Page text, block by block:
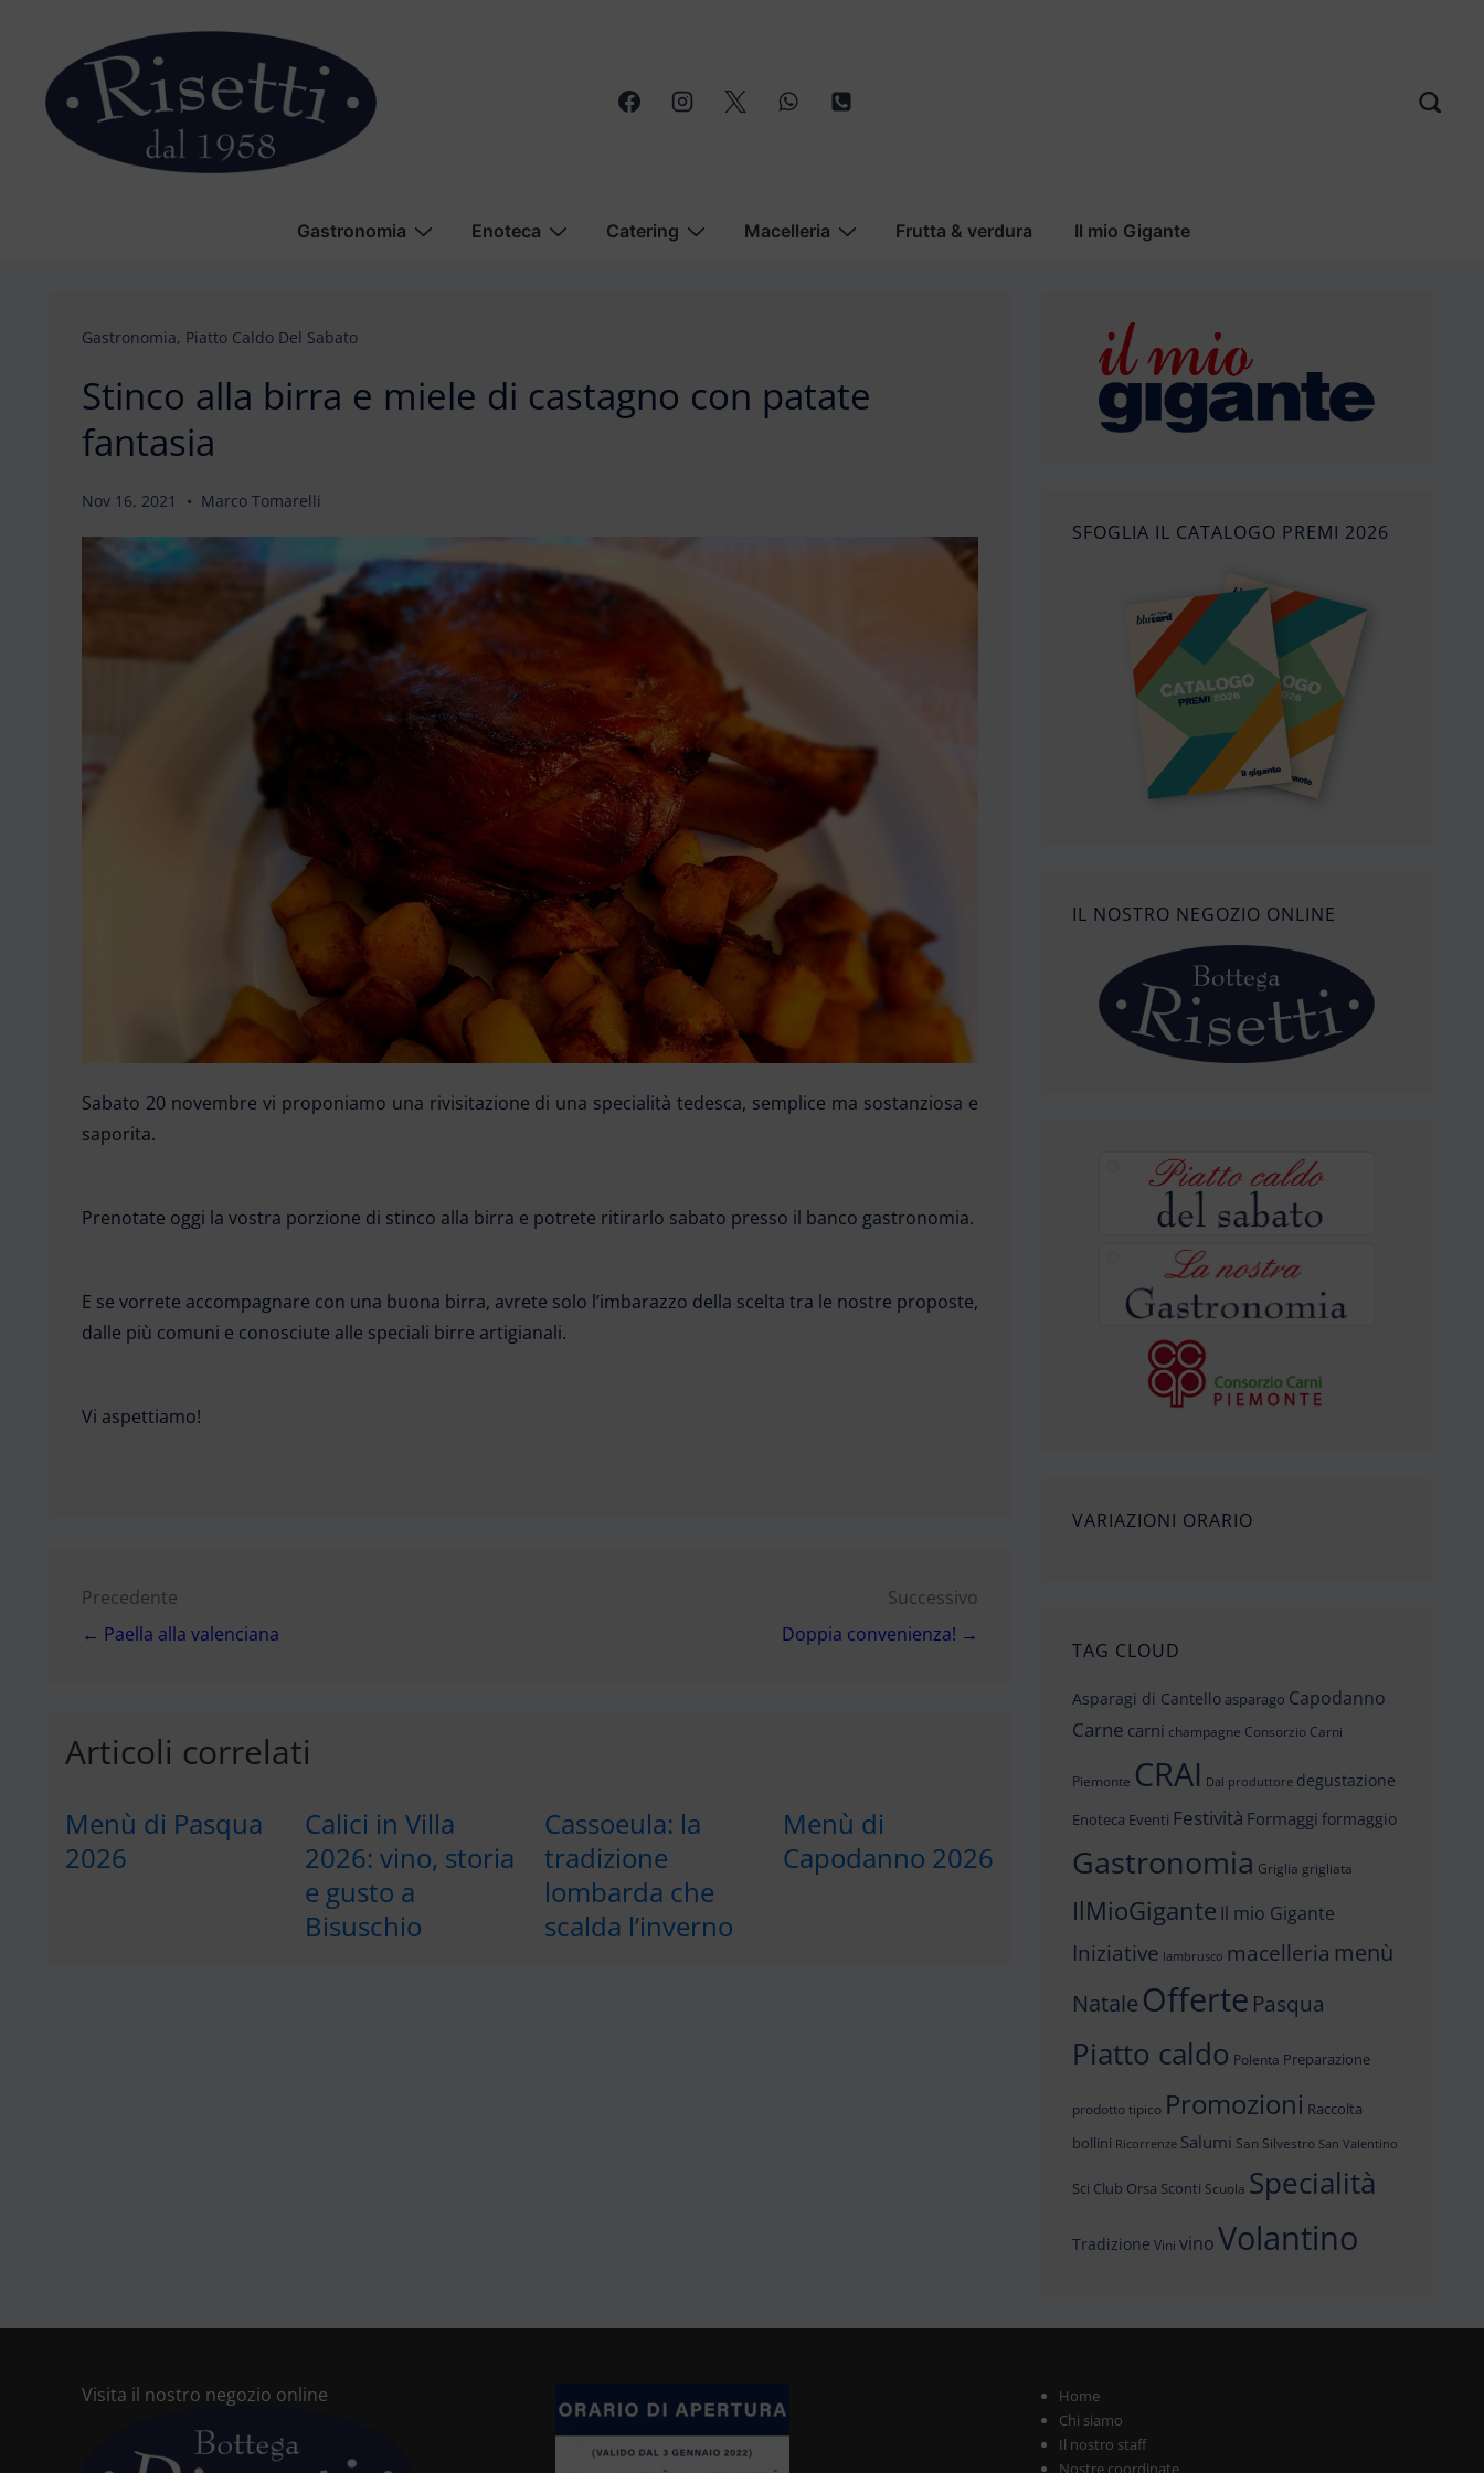
contenuto
principale
MenuGastronomia Enoteca Catering Macelleria Frutta & verdura Il mio Gigante
Gastronomia, Piatto Caldo Del Sabato
Stinco alla birra e miele di castagno con patate
fantasia
Nov 16, 2021 Marco Tomarelli
Sabato 20 novembre vi proponiamo una rivisitazione di una specialità tedesca, semplice ma sostanziosa e
saporita.
Prenotate oggi la vostra porzione di stinco alla birra e potrete ritirarlo sabato presso il banco gastronomia.
E se vorrete accompagnare con una buona birra, avrete solo l’imbarazzo della scelta tra le nostre proposte,
dalle più comuni e conosciute alle speciali birre artigianali.
Vi aspettiamo!
Navigazione
articoli
Precedente
← Paella alla valenciana
Successivo
Doppia convenienza! →
Articoli correlati
Menù di Pasqua
2026
Calici in Villa
2026: vino, storia
e gusto a
Bisuschio
Cassoeula: la
tradizione
lombarda che
scalda l’inverno
Menù di
Capodanno 2026
SFOGLIA IL CATALOGO PREMI 2026
IL NOSTRO NEGOZIO ONLINE
VARIAZIONI ORARIO
TAG CLOUD
Asparagi di Cantello asparago Capodanno
Carne carni champagne Consorzio Carni
Piemonte CRAI Dal produttore degustazione
Enoteca Eventi Festività Formaggi formaggio
Gastronomia Griglia grigliata
IlMioGigante Il mio Gigante
Iniziative lambrusco macelleria menù
Natale Offerte Pasqua
Piatto caldo Polenta Preparazione
prodotto tipico Promozioni Raccolta
bollini Ricorrenze Salumi San Silvestro San Valentino
Sci Club Orsa Sconti Scuola Specialità
Tradizione Vini vinoVolantino
Visita il nostro negozio online
Home
Chi siamo
Il nostro staff
Nostre coordinate